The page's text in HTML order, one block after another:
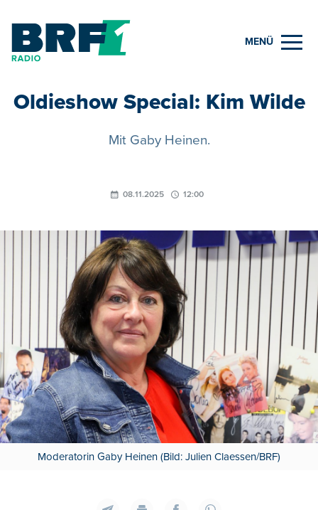
MENÜ
Oldieshow Special: Kim Wilde
Mit Gaby Heinen.
08.11.2025 12:00
Moderatorin Gaby Heinen (Bild: Julien Claessen/BRF)